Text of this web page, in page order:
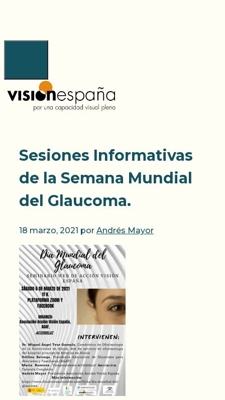
Sesiones Informativas
de la Semana Mundial
del Glaucoma.
18 marzo, 2021 por Andrés Mayor